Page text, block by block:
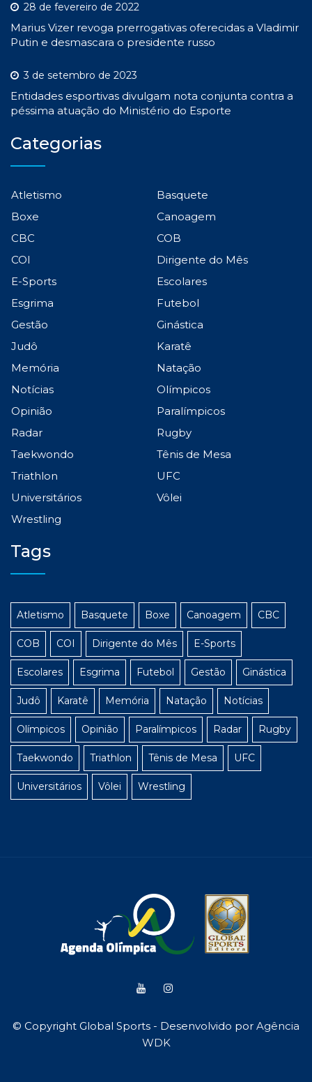
28 de fevereiro de 2022
Marius Vizer revoga prerrogativas oferecidas a Vladimir
Putin e desmascara o presidente russo
3 de setembro de 2023
Entidades esportivas divulgam nota conjunta contra a
péssima atuação do Ministério do Esporte
Categorias
Atletismo
Basquete
Boxe
Canoagem
CBC
COB
COI
Dirigente do Mês
E-Sports
Escolares
Esgrima
Futebol
Gestão
Ginástica
Judô
Karatê
Memória
Natação
Notícias
Olímpicos
Opinião
Paralímpicos
Radar
Rugby
Taekwondo
Tênis de Mesa
Triathlon
UFC
Universitários
Vôlei
Wrestling
Tags
Atletismo Basquete Boxe Canoagem CBC
COB COI Dirigente do Mês E-Sports
Escolares Esgrima Futebol Gestão Ginástica
Judô Karatê Memória Natação Notícias
Olímpicos Opinião Paralímpicos Radar Rugby
Taekwondo Triathlon Tênis de Mesa UFC
Universitários Vôlei Wrestling
© Copyright Global Sports - Desenvolvido por Agência
WDK